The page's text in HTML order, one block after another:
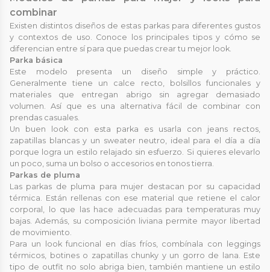
combinar
Existen distintos diseños de estas parkas para diferentes gustos
y contextos de uso. Conoce los principales tipos y cómo se
diferencian entre sí para que puedas crear tu mejor look.
Parka básica
Este modelo presenta un diseño simple y práctico.
Generalmente tiene un calce recto, bolsillos funcionales y
materiales que entregan abrigo sin agregar demasiado
volumen. Así que es una alternativa fácil de combinar con
prendas casuales.
Un buen look con esta parka es usarla con jeans rectos,
zapatillas blancas y un sweater neutro, ideal para el día a día
porque logra un estilo relajado sin esfuerzo. Si quieres elevarlo
un poco, suma un bolso o accesorios en tonos tierra.
Parkas de pluma
Las parkas de pluma para mujer destacan por su capacidad
térmica. Están rellenas con ese material que retiene el calor
corporal, lo que las hace adecuadas para temperaturas muy
bajas. Además, su composición liviana permite mayor libertad
de movimiento.
Para un look funcional en días fríos, combínala con leggings
térmicos, botines o zapatillas chunky y un gorro de lana. Este
tipo de outfit no solo abriga bien, también mantiene un estilo